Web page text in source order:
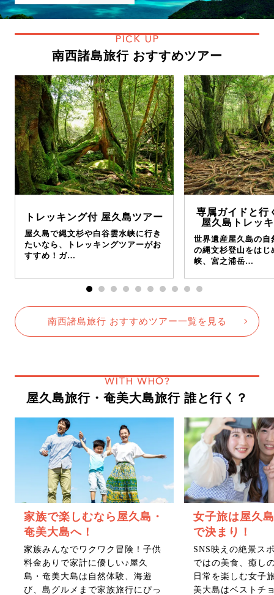
PICK UP
南西諸島旅行 おすすめツアー
トレッキング付 屋久島ツアー
屋久島で縄文杉や白谷雲水峡に行き
たいなら、トレッキングツアーがお
すすめ！ガ…
専属ガイドと行
屋久島トレッ
世界遺産屋久島の自
の縄文杉登山をはじ
峡、宮之浦岳…
南西諸島旅行 おすすめツアー一覧を見る
WITH WHO?
屋久島旅行・奄美大島旅行 誰と行く？
家族で楽しむなら屋久島・
奄美大島へ！
家族みんなでワクワク冒険！子供
料金ありで家計に優しい♪屋久
島・奄美大島は自然体験、海遊
び、島グルメまで家族旅行にぴっ
女子旅は屋久
で決まり！
SNS映えの絶景ス
ではの美食、癒し
日常を楽しむ女子
美大島はベストチ